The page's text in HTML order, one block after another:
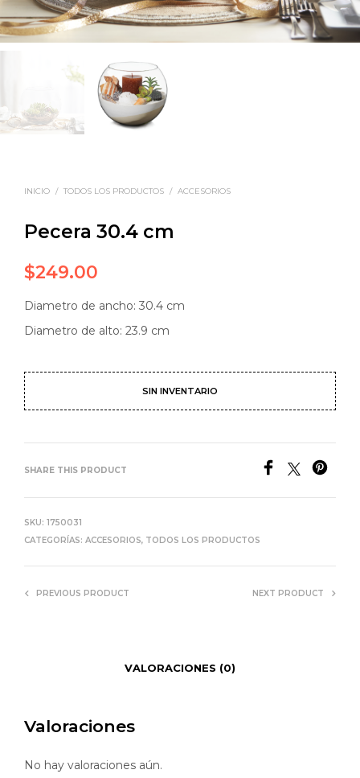
INICIO / TODOS LOS PRODUCTOS / ACCESORIOS
Pecera 30.4 cm
$249.00
Diametro de ancho: 30.4 cm
Diametro de alto: 23.9 cm
SIN INVENTARIO
SHARE THIS PRODUCT
SKU: 1750031
CATEGORÍAS: ACCESORIOS, TODOS LOS PRODUCTOS
PREVIOUS PRODUCT NEXT PRODUCT
VALORACIONES (0)
Valoraciones
No hay valoraciones aún.